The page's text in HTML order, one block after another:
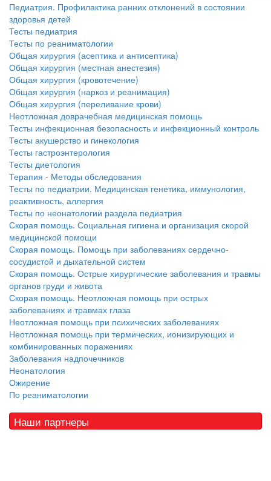
Педиатрия. Профилактика ранних отклонений в состоянии
здоровья детей
Тесты педиатрия
Тесты по реаниматологии
Общая хирургия (асептика и антисептика)
Общая хирургия (местная анестезия)
Общая хирургия (кровотечение)
Общая хирургия (наркоз и реанимация)
Общая хирургия (переливание крови)
Неотложная доврачебная медицинская помощь
Тесты инфекционная безопасность и инфекционный контроль
Тесты акушерство и гинекология
Тесты гастроэнтерология
Тесты диетология
Терапия - Методы обследования
Тесты по педиатрии. Медицинская генетика, иммунология,
реактивность, аллергия
Тесты по неонатологии раздела педиатрия
Скорая помощь. Социальная гигиена и организация скорой
медицинской помощи
Скорая помощь. Помощь при заболеваниях сердечно-
сосудистой и дыхательной систем
Скорая помощь. Острые хирургические заболевания и травмы
органов груди и живота
Скорая помощь. Неотложная помощь при острых
заболеваниях и травмах глаза
Неотложная помощь при психических заболеваниях
Неотложная помощь при термических, ионизирующих и
комбинированных поражениях
Заболевания надпочечников
Неонатология
Ожирение
По реаниматологии
Наши партнеры